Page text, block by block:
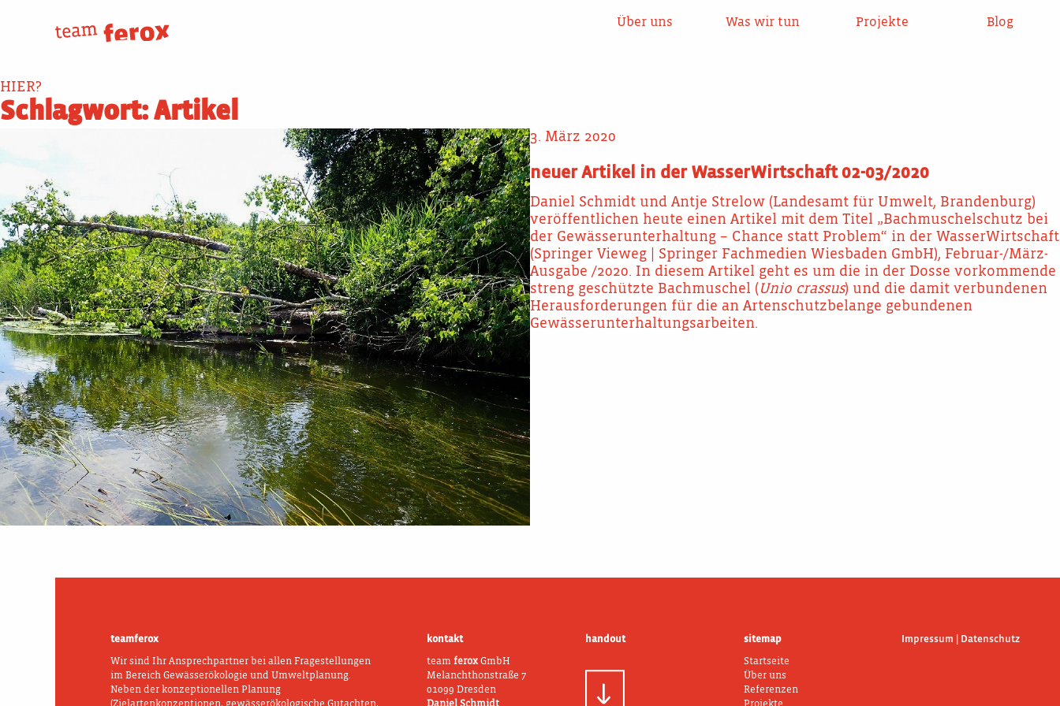
Über uns Was wir tun Projekte Blog
HIER?
Schlagwort:Artikel
3. März 2020
neuer Artikel in der WasserWirtschaft 02-03/2020
Daniel Schmidt und Antje Strelow (Landesamt für Umwelt, Brandenburg)
veröffentlichen heute einen Artikel mit dem Titel „Bachmuschelschutz bei
der Gewässerunterhaltung – Chance statt Problem“ in der WasserWirtschaft
(Springer Vieweg | Springer Fachmedien Wiesbaden GmbH), Februar-/März-
Ausgabe /2020. In diesem Artikel geht es um die in der Dosse vorkommende
streng geschützte Bachmuschel ( Unio crassus) und die damit verbundenen
Herausforderungen für die an Artenschutzbelange gebundenen
Gewässerunterhaltungsarbeiten.
teamferox
Wir sind Ihr Ansprechpartner bei allen Fragestellungen
im Bereich Gewässerökologie und Umweltplanung.
Neben der konzeptionellen Planung
(Zielartenkonzeptionen, gewässerökologische Gutachten,
kontakt
team ferox GmbH
Melanchthonstraße 7
01099 Dresden
Daniel Schmidt
handout sitemap
Startseite
Über uns
Referenzen
Projekte
Impressum | Datenschutz